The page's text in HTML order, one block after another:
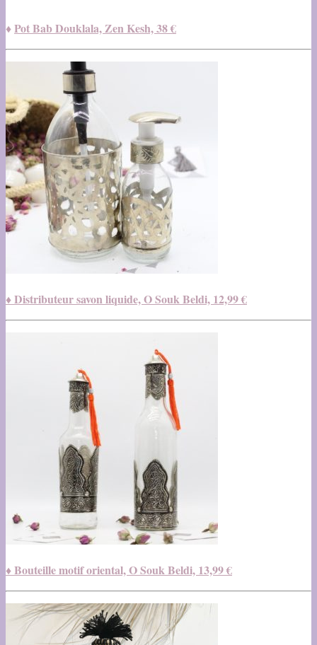
♦ Pot Bab Douklala, Zen Kesh, 38 €
♦ Distributeur savon liquide, O Souk Beldi, 12,99 €
♦ Bouteille motif oriental, O Souk Beldi, 13,99 €